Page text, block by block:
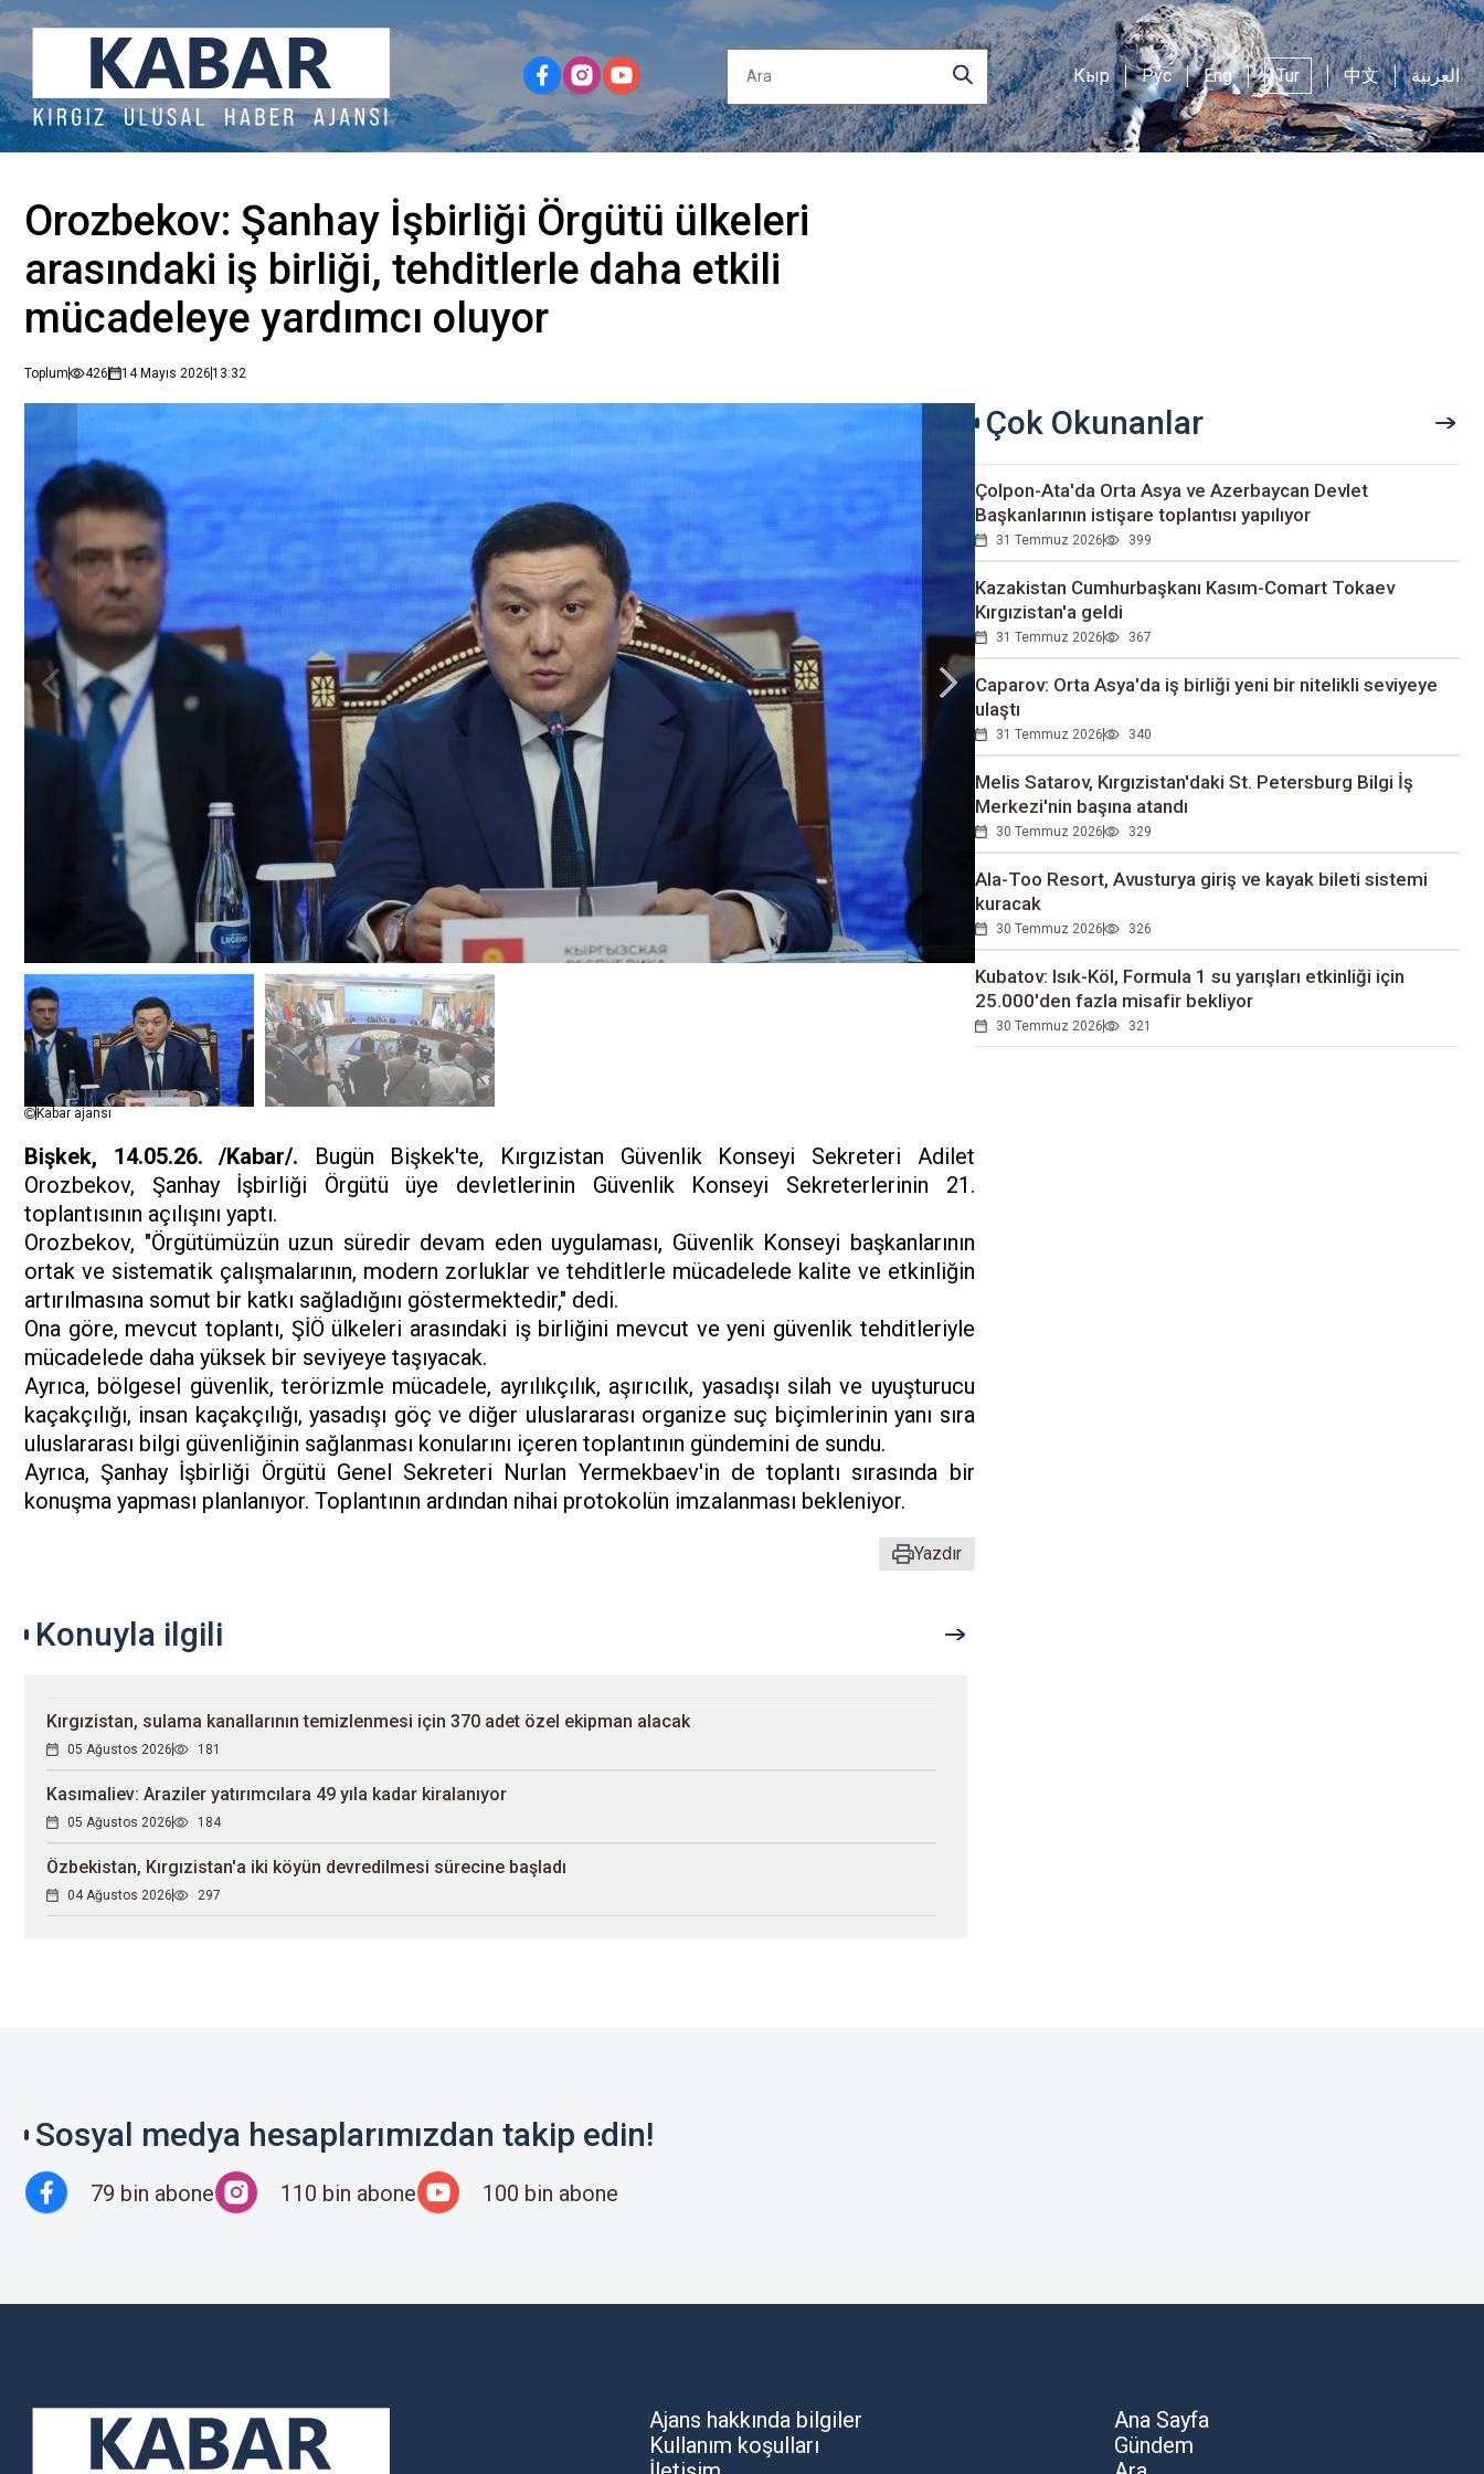
Кыр Рус Eng Tur 中文 العربية
Orozbekov: Şanhay İşbirliği Örgütü ülkeleri
arasındaki iş birliği, tehditlerle daha etkili
mücadeleye yardımcı oluyor
Toplum 426 14 Mayıs 202613:32
Kabar ajansı
Bişkek, 14.05.26. /Kabar/. Bugün Bişkek'te, Kırgızistan Güvenlik Konseyi Sekreteri Adilet
Orozbekov, Şanhay İşbirliği Örgütü üye devletlerinin Güvenlik Konseyi Sekreterlerinin 21.
toplantısının açılışını yaptı.
Orozbekov, "Örgütümüzün uzun süredir devam eden uygulaması, Güvenlik Konseyi başkanlarının
ortak ve sistematik çalışmalarının, modern zorluklar ve tehditlerle mücadelede kalite ve etkinliğin
artırılmasına somut bir katkı sağladığını göstermektedir," dedi.
Ona göre, mevcut toplantı, ŞİÖ ülkeleri arasındaki iş birliğini mevcut ve yeni güvenlik tehditleriyle
mücadelede daha yüksek bir seviyeye taşıyacak.
Ayrıca, bölgesel güvenlik, terörizmle mücadele, ayrılıkçılık, aşırıcılık, yasadışı silah ve uyuşturucu
kaçakçılığı, insan kaçakçılığı, yasadışı göç ve diğer uluslararası organize suç biçimlerinin yanı sıra
uluslararası bilgi güvenliğinin sağlanması konularını içeren toplantının gündemini de sundu.
Ayrıca, Şanhay İşbirliği Örgütü Genel Sekreteri Nurlan Yermekbaev'in de toplantı sırasında bir
konuşma yapması planlanıyor. Toplantının ardından nihai protokolün imzalanması bekleniyor.
Yazdır
Çok Okunanlar
Çolpon-Ata'da Orta Asya ve Azerbaycan Devlet
Başkanlarının istişare toplantısı yapılıyor
31 Temmuz 2026 399
Kazakistan Cumhurbaşkanı Kasım-Comart Tokaev
Kırgızistan'a geldi
31 Temmuz 2026 367
Caparov: Orta Asya'da iş birliği yeni bir nitelikli seviyeye
ulaştı
31 Temmuz 2026 340
Melis Satarov, Kırgızistan'daki St. Petersburg Bilgi İş
Merkezi'nin başına atandı
30 Temmuz 2026 329
Ala-Too Resort, Avusturya giriş ve kayak bileti sistemi
kuracak
30 Temmuz 2026 326
Kubatov: Isık-Köl, Formula 1 su yarışları etkinliği için
25.000'den fazla misafir bekliyor
30 Temmuz 2026 321
Konuyla ilgili
Kırgızistan, sulama kanallarının temizlenmesi için 370 adet özel ekipman alacak
05 Ağustos 2026 181
Kasımaliev: Araziler yatırımcılara 49 yıla kadar kiralanıyor
05 Ağustos 2026 184
Özbekistan, Kırgızistan'a iki köyün devredilmesi sürecine başladı
04 Ağustos 2026 297
Sosyal medya hesaplarımızdan takip edin!
79 bin abone 110 bin abone 100 bin abone
Ajans hakkında bilgiler
Kullanım koşulları
Ana Sayfa
Gündem